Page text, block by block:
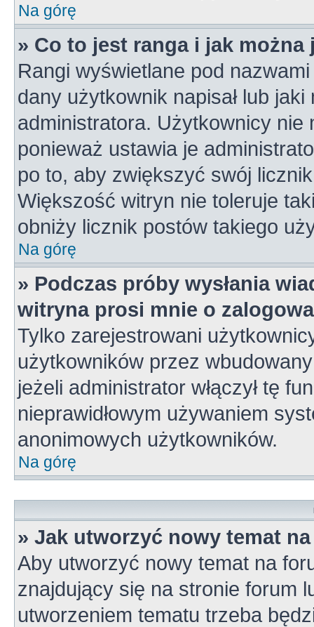
Na górę
» Co to jest ranga i jak można
Rangi wyświetlane pod
dany użytkownik napisał lub
administratora. Użytkownicy
ponieważ ustawia je
po to, aby zwiększyć swój
Większość witryn nie toleruje
obniży licznik postów takiego
Na górę
» Podczas próby wysłania
witryna prosi mnie o
Tylko zarejestrowani
użytkowników przez
jeżeli administrator włączył tę
nieprawidłowym używaniem
anonimowych użytkowników.
Na górę
» Jak utworzyć nowy temat
Aby utworzyć nowy temat na
znajdujący się na stronie forum
utworzeniem tematu trzeba